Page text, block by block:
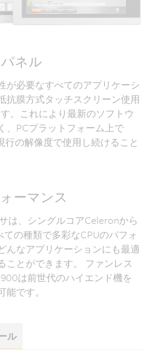
ネル
が必要なすべてのアプリケーシ
抗膜方式タッチスクリーン使用
。これにより最新のソフトウ
、PCプラットフォーム上で
の解像度で使用し続けること
ーマンス
は、シングルコアCeleronから
の種類で多彩なCPUのパフォ
んなアプリケーションにも最適
ことができます。 ファンレス
は前世代のハイエンド機を
能です。
ル